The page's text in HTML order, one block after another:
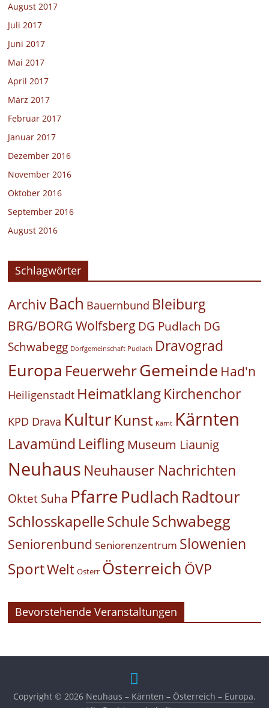
August 2017
Juli 2017
Juni 2017
Mai 2017
April 2017
März 2017
Februar 2017
Januar 2017
Dezember 2016
November 2016
Oktober 2016
September 2016
August 2016
Schlagwörter
Archiv Bach Bauernbund Bleiburg
BRG/BORG Wolfsberg DG Pudlach DG
Schwabegg Dorfgemeinschaft Pudlach Dravograd
Europa FeuerwehrGemeinde Had'n
Heiligenstadt HeimatklangKirchenchor
KPD Drava KulturKunst Kärnt Kärnten
Lavamünd Leifling Museum Liaunig
Neuhaus Neuhauser Nachrichten
Oktet Suha PfarrePudlach Radtour
SchlosskapelleSchuleSchwabegg
Seniorenbund Seniorenzentrum Slowenien
SportWelt Österr Österreich ÖVP
Bevorstehende Veranstaltungen
Copyright © 2026 Neuhaus – Kärnten – Österreich – Europa.